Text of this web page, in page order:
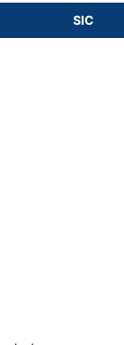
SIC